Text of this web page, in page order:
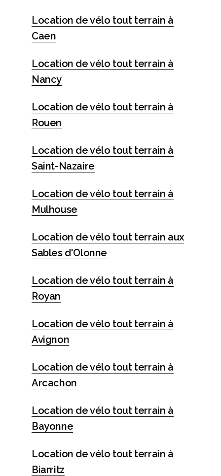
Location de vélo tout terrain à
Caen
Location de vélo tout terrain à
Nancy
Location de vélo tout terrain à
Rouen
Location de vélo tout terrain à
Saint-Nazaire
Location de vélo tout terrain à
Mulhouse
Location de vélo tout terrain aux
Sables d'Olonne
Location de vélo tout terrain à
Royan
Location de vélo tout terrain à
Avignon
Location de vélo tout terrain à
Arcachon
Location de vélo tout terrain à
Bayonne
Location de vélo tout terrain à
Biarritz